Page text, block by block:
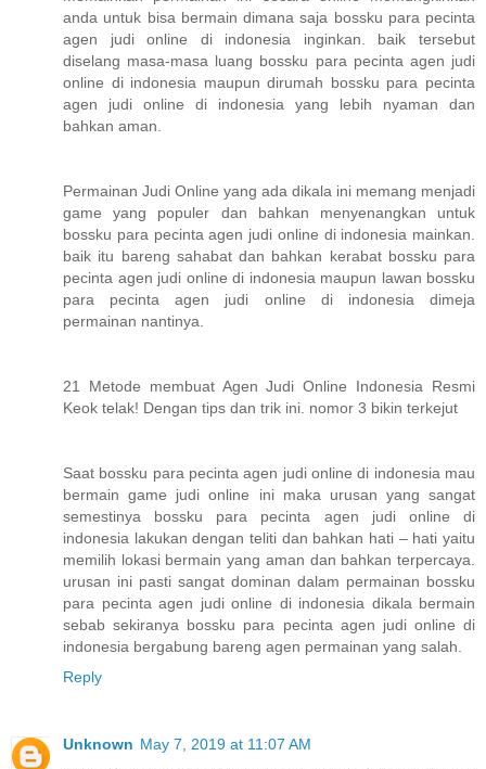
anda untuk bisa bermain dimana saja bossku para pecinta
agen judi online di indonesia inginkan. baik tersebut
diselang masa-masa luang bossku para pecinta agen judi
online di indonesia maupun dirumah bossku para pecinta
agen judi online di indonesia yang lebih nyaman dan
bahkan aman.
Permainan Judi Online yang ada dikala ini memang menjadi
game yang populer dan bahkan menyenangkan untuk
bossku para pecinta agen judi online di indonesia mainkan.
baik itu bareng sahabat dan bahkan kerabat bossku para
pecinta agen judi online di indonesia maupun lawan bossku
para pecinta agen judi online di indonesia dimeja
permainan nantinya.
21 Metode membuat Agen Judi Online Indonesia Resmi
Keok telak! Dengan tips dan trik ini. nomor 3 bikin terkejut
Saat bossku para pecinta agen judi online di indonesia mau
bermain game judi online ini maka urusan yang sangat
semestinya bossku para pecinta agen judi online di
indonesia lakukan dengan teliti dan bahkan hati – hati yaitu
memilih lokasi bermain yang aman dan bahkan terpercaya.
urusan ini pasti sangat dominan dalam permainan bossku
para pecinta agen judi online di indonesia dikala bermain
sebab sekiranya bossku para pecinta agen judi online di
indonesia bergabung bareng agen permainan yang salah.
Reply
Unknown May 7, 2019 at 11:07 AM